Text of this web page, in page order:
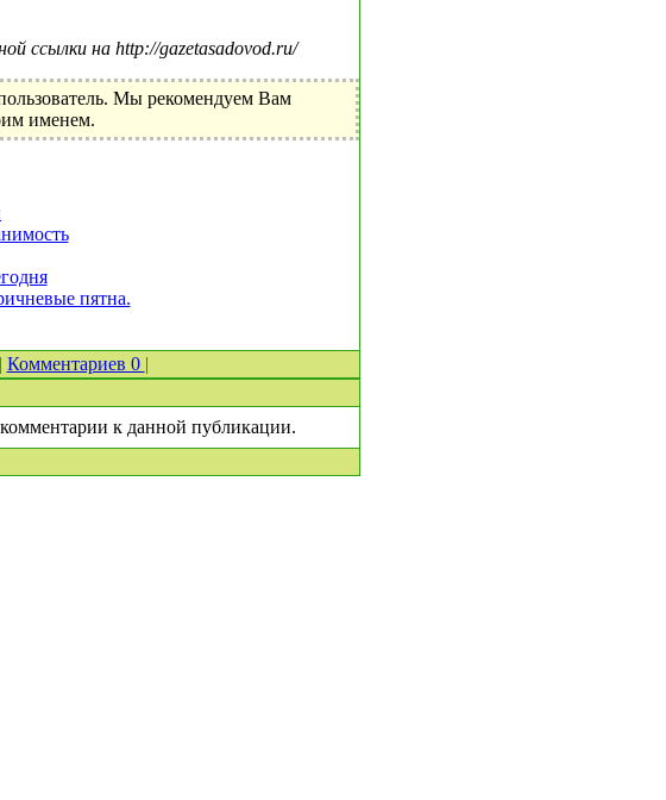
ссылки на http://gazetasadovod.ru/
Мы рекомендуем Вам
именем.
пятна.
Комментариев 0 |
комментарии к данной публикации.